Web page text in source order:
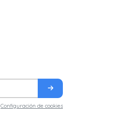
Configuración de cookies